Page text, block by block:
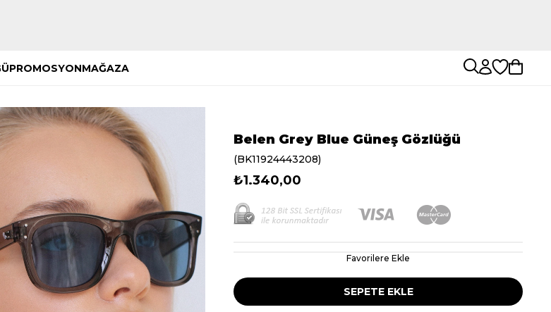
PROMOSYONMAĞAZA
Belen Grey Blue Güneş Gözlüğü
(BK11924443208)
₺1.340,00
Favorilere Ekle